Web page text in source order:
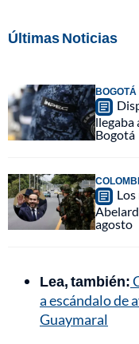
Últimas Noticias
BOGOTÁ
llegaba
Bogotá
agosto
Lea, también:
a escándalo de
Guaymaral